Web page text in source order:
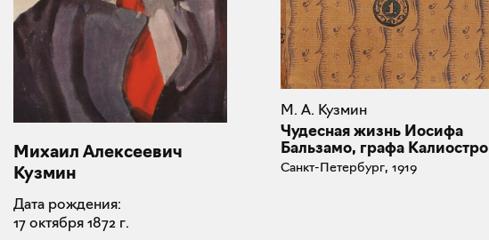
Михаил Алексеевич
Кузмин
Дата рождения:
17 октября 1872 г.
М. А. Кузмин
Чудесная жизнь Иосифа
Бальзамо, графа Калиостро
Санкт-Петербург, 1919